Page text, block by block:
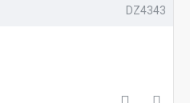
DZ4343